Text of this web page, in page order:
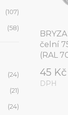
(107)
(58)
(24)
(21)
(24)
čelní
(RAL
45 Kč
DPH